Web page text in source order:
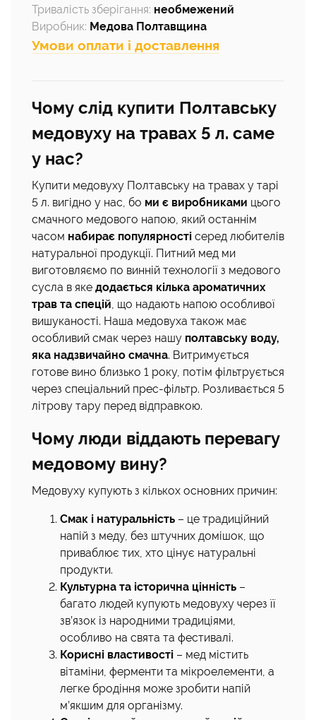
Тривалість зберігання: необмежений
Виробник: Медова Полтавщина
Умови оплати і доставлення
Чому слід купити Полтавську
медовуху на травах 5 л. саме
у нас?
Купити медовуху Полтавську на травах у тарі
5 л. вигідно у нас, бо ми є виробниками цього
смачного медового напою, який останнім
часом набирає популярності серед любителів
натуральної продукції. Питний мед ми
виготовляємо по винній технології з медового
сусла в яке додається кілька ароматичних
трав та спецій, що надають напою особливої
вишуканості. Наша медовуха також має
особливий смак через нашу полтавську воду,
яка надзвичайно смачна. Витримується
готове вино близько 1 року, потім фільтрується
через спеціальний прес-фільтр. Розливається 5
літрову тару перед відправкою.
Чому люди віддають перевагу
медовому вину?
Медовуху купують з кількох основних причин:
Смак і натуральність – це традиційний
напій з меду, без штучних домішок, що
приваблює тих, хто цінує натуральні
продукти.
Культурна та історична цінність –
багато людей купують медовуху через її
зв’язок із народними традиціями,
особливо на свята та фестивалі.
Корисні властивості – мед містить
вітаміни, ферменти та мікроелементи, а
легке бродіння може зробити напій
м’якшим для організму.